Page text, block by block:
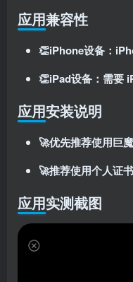
应用兼容性
👏iPhone设备：
👏iPad设备：需要
应用安装说明
🚀优先推荐使用巨
🚀推荐使用个人证
应用实测截图
扫码登录即表